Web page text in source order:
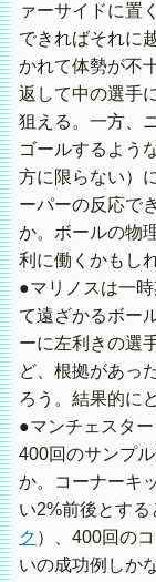
ァーサイドに置
できればそれに
かれて体勢が不
返して中の選手
狙える。一方、
ゴールするよう
方に限らない）
ーパーの反応で
か。ボールの物
利に働くかもし
●マリノスは一
て遠ざかるボー
ーに左利きの選
ど、根拠があっ
ろう。結果的に
●マンチェスタ
400回のサンプ
か。コーナーキ
い2%前後とする
ク ）、400回の
いの成功例しか